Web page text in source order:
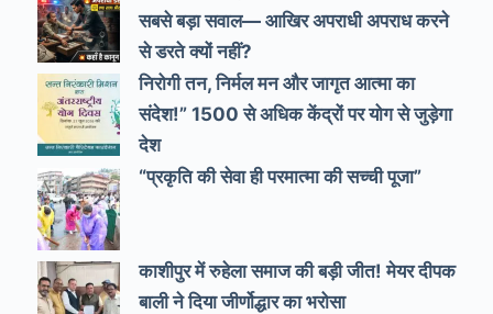
सबसे बड़ा सवाल— आखिर अपराधी अपराध करने
से डरते क्यों नहीं?
निरोगी तन, निर्मल मन और जागृत आत्मा का
संदेश!” 1500 से अधिक केंद्रों पर योग से जुड़ेगा
देश
“प्रकृति की सेवा ही परमात्मा की सच्ची पूजा”
काशीपुर में रुहेला समाज की बड़ी जीत! मेयर दीपक
बाली ने दिया जीर्णोद्धार का भरोसा